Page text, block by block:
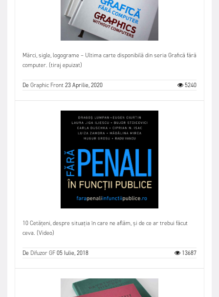
Mărci, sigle, logograme – Ultima carte disponibilă din seria Grafică fără
computer. (tiraj epuizat)
DeGraphic Front23 Aprilie, 2020 5240
10 Cetățeni, despre situația în care ne aflăm, și de ce ar trebui făcut
ceva. (Video)
De Difuzor GF05 Iulie, 2018 13687